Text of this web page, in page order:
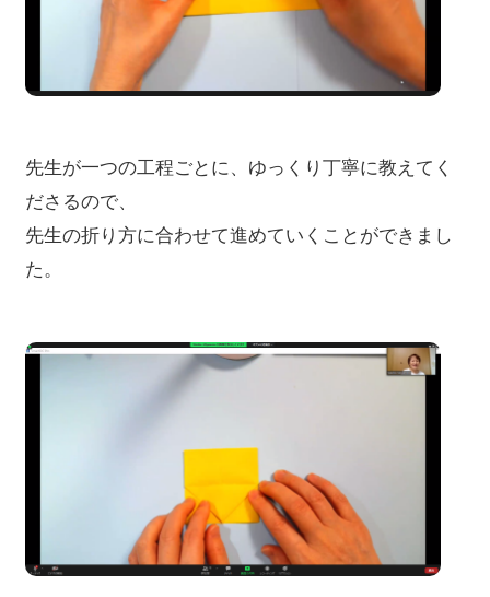
先生が一つの工程ごとに、ゆっくり丁寧に教えてく
ださるので、
先生の折り方に合わせて進めていくことができまし
た。